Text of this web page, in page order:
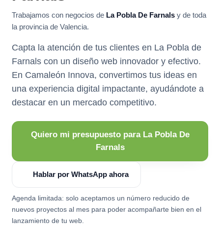
Trabajamos con negocios de La Pobla De Farnals y de toda
la provincia de Valencia.
Capta la atención de tus clientes en La Pobla de
Farnals con un diseño web innovador y efectivo.
En Camaleón Innova, convertimos tus ideas en
una experiencia digital impactante, ayudándote a
destacar en un mercado competitivo.
Quiero mi presupuesto para La Pobla De
Farnals
Hablar por WhatsApp ahora
Agenda limitada: solo aceptamos un número reducido de
nuevos proyectos al mes para poder acompañarte bien en el
lanzamiento de tu web.